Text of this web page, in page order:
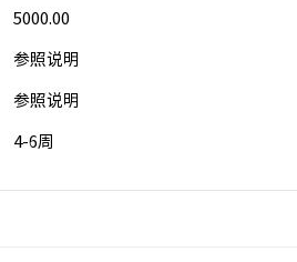
5000.00
参照说明
参照说明
4-6周